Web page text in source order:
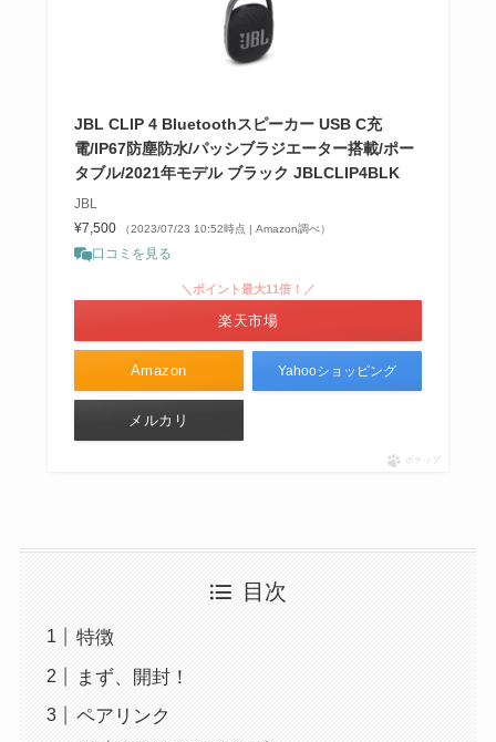
JBL CLIP 4 Bluetoothスピーカー USB C充
電/IP67防塵防水/パッシブラジエーター搭載/ポー
タブル/2021年モデル ブラック JBLCLIP4BLK
JBL
¥7,500
（2023/07/23 10:52時点 | Amazon調べ）
口コミを見る
Amazon
＼ポイント最大11倍！／
楽天市場
Yahooショッピング
メルカリ
ポチップ
目次
特徴
まず、開封！
ペアリンク